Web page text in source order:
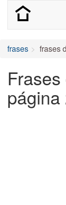
frases frases
página